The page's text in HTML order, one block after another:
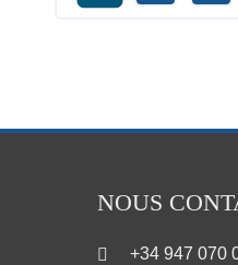
NOUS
+34 947 070